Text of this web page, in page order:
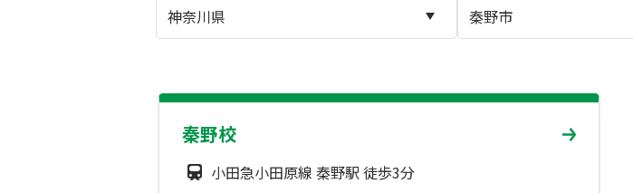
秦野校
小田急小田原線 秦野駅 徒歩3分